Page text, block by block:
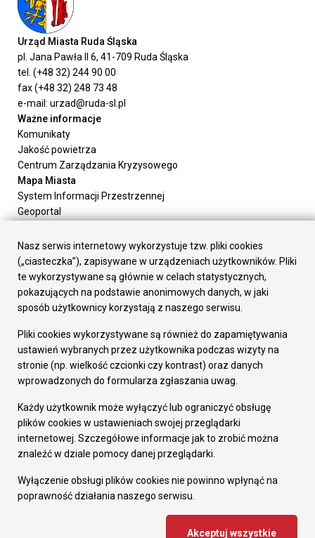
Urząd Miasta Ruda Śląska
pl. Jana Pawła II 6, 41-709 Ruda Śląska
tel. (+48 32) 244 90 00
fax (+48 32) 248 73 48
e-mail: urzad@ruda-sl.pl
Ważne informacje
Komunikaty
Jakość powietrza
Centrum Zarządzania Kryzysowego
Mapa Miasta
System Informacji Przestrzennej
Geoportal
Załatw sprawę
Prezydent Miasta
Rada Miasta
Wydziały
Elektroniczna Skrzynka Podawcza
Gospodarka
Fundusze europejskie
Środki krajowe
Oferty inwestycyjne
Pozostałe
Deklaracja dostępności
Dane osobowe
Dodaj opinię o witrynie
Nasz serwis internetowy wykorzystuje tzw. pliki cookies
(„ciasteczka”), zapisywane w urządzeniach użytkowników. Pliki
te wykorzystywane są głównie w celach statystycznych,
pokazujących na podstawie anonimowych danych, w jaki
sposób użytkownicy korzystają z naszego serwisu.
Pliki cookies wykorzystywane są również do zapamiętywania
ustawień wybranych przez użytkownika podczas wizyty na
stronie (np. wielkość czcionki czy kontrast) oraz danych
wprowadzonych do formularza zgłaszania uwag.
Każdy użytkownik może wyłączyć lub ograniczyć obsługę
plików cookies w ustawieniach swojej przeglądarki
internetowej. Szczegółowe informacje jak to zrobić można
znaleźć w dziale pomocy danej przeglądarki.
Wyłączenie obsługi plików cookies nie powinno wpłynąć na
poprawność działania naszego serwisu.
Akceptuj wszystkie